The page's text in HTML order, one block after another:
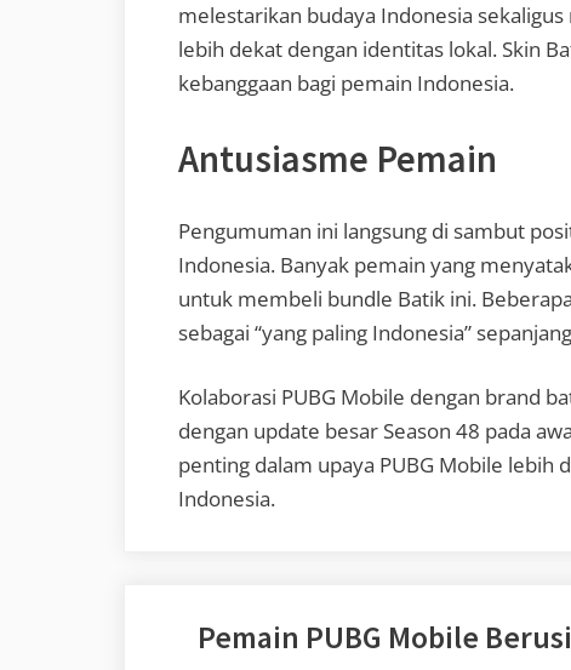
melestarikan budaya Indonesia
lebih dekat dengan identitas lokal. Skin
kebanggaan bagi pemain Indonesia.
Antusiasme Pemain
Pengumuman ini langsung di sambut
Indonesia. Banyak pemain yang
untuk membeli bundle Batik ini.
sebagai “yang paling Indonesia”
Kolaborasi PUBG Mobile dengan brand
dengan update besar Season 48 pada
penting dalam upaya PUBG Mobile lebih
Indonesia.
Pemain PUBG Mobile